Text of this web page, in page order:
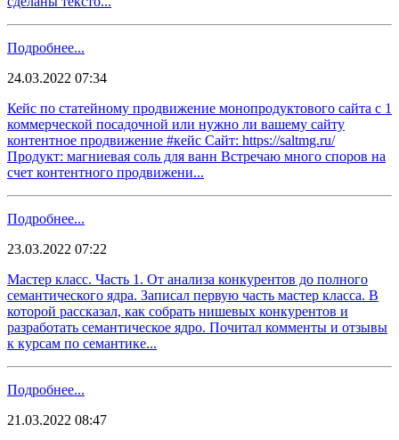
Подробнее...
24.03.2022 07:34
Кейс по статейному продвижение монопродуктового сайта с 1
коммерческой посадочной или нужно ли вашему сайту
контентное продвижение #кейс Сайт: https://saltmg.ru/
Продукт: магниевая соль для ванн Встречаю много споров на
счет контентного продвижени...
Подробнее...
23.03.2022 07:22
Мастер класс. Часть 1. От анализа конкурентов до полного
семантического ядра. Записал первую часть мастер класса. В
которой рассказал, как собрать нишевых конкурентов и
разработать семантическое ядро. Почитал комменты и отзывы
к курсам по семантике...
Подробнее...
21.03.2022 08:47